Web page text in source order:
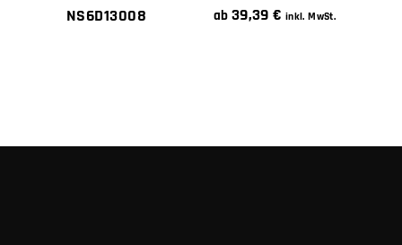
NS6D13008 ab 39,39€ inkl. MwSt.